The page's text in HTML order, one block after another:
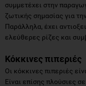
συμμετέχει στην
ζωτικής σημασίας για
Παράλληλα, έχει
ελεύθερες ρίζες και
Κόκκινες πιπεριές
Οι κόκκινες πιπεριές
Είναι επίσης πλούσιες